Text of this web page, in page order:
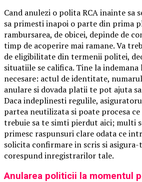
Cand anulezi o polita RCA inainte sa
sa primesti inapoi o parte din prima
rambursarea, de obicei, depinde de
timp de acoperire mai ramane. Va
de eligibilitate din termenii politei,
situatiile se califica. Tine la
necesare: actul de identitate,
anulare si dovada platii te pot ajuta
Daca indeplinesti regulile,
partea neutilizata si poate procesa ce
trebuie sa te simti pierdut aici; multi
primesc raspunsuri clare odata ce
solicita confirmare in scris si
corespund inregistrarilor tale.
Anularea politicii la momentul